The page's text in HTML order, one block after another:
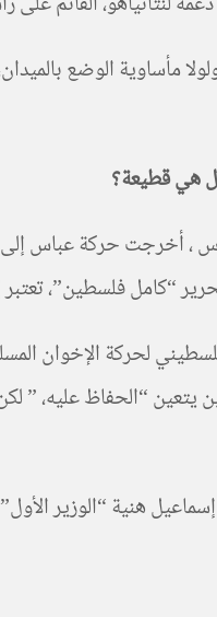
مأساوية الوضع
هي قطيعة؟
“كامل فلسطين”، تعتبر
لحركة الإخوان
يتعين “الحفاظ عليه، ”
هنية “الوزير